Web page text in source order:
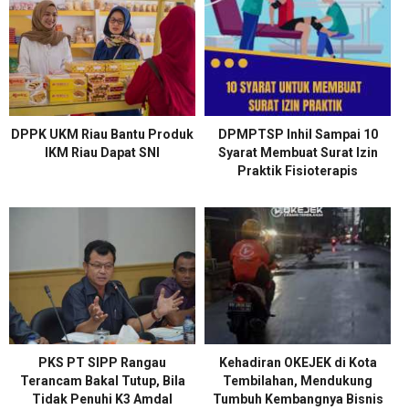
DPPK UKM Riau Bantu Produk
IKM Riau Dapat SNI
DPMPTSP Inhil Sampai 10
Syarat Membuat Surat Izin
Praktik Fisioterapis
PKS PT SIPP Rangau
Terancam Bakal Tutup, Bila
Tidak Penuhi K3 Amdal
Kehadiran OKEJEK di Kota
Tembilahan, Mendukung
Tumbuh Kembangnya Bisnis